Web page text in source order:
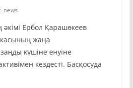
Ербол Қарашөкеев
жаңа
күшіне енуіне
кездесті. Басқосуда